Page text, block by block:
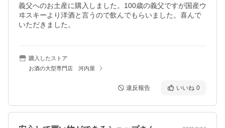
義父へのお土産に購入しました。100歳の義父ですが国産ウ
ヰスキーより洋酒と言うので飲んでもらいました。喜んで
いただきました。
購入したストア
お酒の大型専門店 河内屋
違反報告 いいね 0